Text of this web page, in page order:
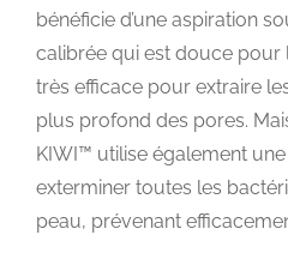
bénéficie d’une aspiration
calibrée qui est douce pour
très efficace pour extraire
plus profond des pores.
KIWI™ utilise également
exterminer toutes les
peau, prévenant